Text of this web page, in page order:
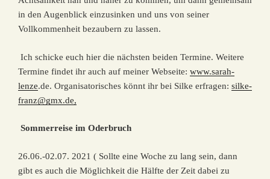
in den Augenblick einzusinken und uns von seiner
Vollkommenheit bezaubern zu lassen.
Ich schicke euch hier die nächsten beiden Termine. Weitere
Termine findet ihr auch auf meiner Webseite: www.sarah-
lenze.de. Organisatorisches könnt ihr bei Silke erfragen: silke-
franz@gmx.de,
Sommerreise im Oderbruch
26.06.-02.07. 2021 ( Sollte eine Woche zu lang sein, dann
gibt es auch die Möglichkeit die Hälfte der Zeit dabei zu